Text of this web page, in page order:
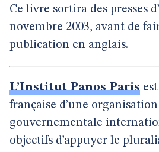
Ce livre sortira des presses
novembre 2003, avant de
publication en anglais.
L’Institut Panos Paris
française d’une
gouvernementale
objectifs d’appuyer le